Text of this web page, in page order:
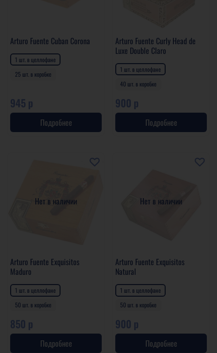
Arturo Fuente Cuban Corona
1 шт. в целлофане
25 шт. в коробке
945 р
Подробнее
Arturo Fuente Curly Head de
Luxe Double Claro
1 шт. в целлофане
40 шт. в коробке
900 р
Подробнее
Нет в наличии
Arturo Fuente Exquisitos
Maduro
1 шт. в целлофане
50 шт. в коробке
850 р
Подробнее
Нет в наличии
Arturo Fuente Exquisitos
Natural
1 шт. в целлофане
50 шт. в коробке
900 р
Подробнее